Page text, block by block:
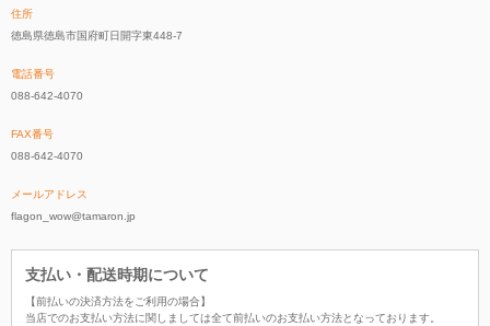
住所
徳島県徳島市国府町日開字東448-7
電話番号
088-642-4070
FAX番号
088-642-4070
メールアドレス
flagon_wow@tamaron.jp
支払い・配送時期について
【前払いの決済方法をご利用の場合】
当店でのお支払い方法に関しましては全て前払いのお支払い方法となっております。